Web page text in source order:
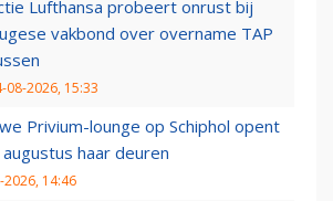
Lufthansa probeert onrust bij
vakbond over overname TAP
08-2026, 15:33
Privium-lounge op Schiphol opent
haar deuren
2026, 14:46